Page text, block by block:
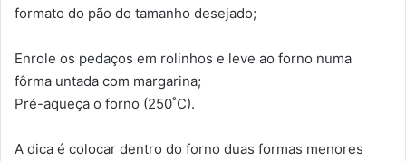
formato do pão do tamanho desejado;
Enrole os pedaços em rolinhos e leve ao forno numa
fôrma untada com margarina;
Pré-aqueça o forno (250˚C).
A dica é colocar dentro do forno duas formas menores